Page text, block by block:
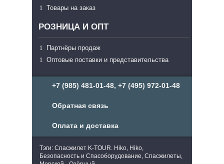
Товары на заказ
РОЗНИЦА И ОПТ
Партнёры продаж
Оптовые поставки и представительства
+7 (985) 481-01-48, +7 (495) 972-01-48
Обратная связь
Оплата и доставка
Тэги: Спасжилет K-TOUR. Hiko, Hiko,
Безопасность и Спасоборудование, Спасжилеты,